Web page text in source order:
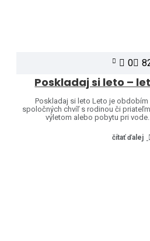
0
Poskladaj si leto –
Poskladaj si leto Leto je
spoločných chvíľ s rodinou či
výletom alebo pobytu pri vode.
čítať ďalej